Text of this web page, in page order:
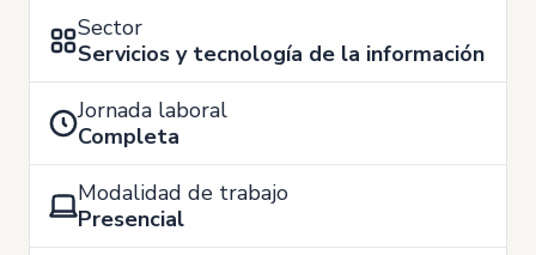
Sector
Servicios y tecnología de la información
Jornada laboral
Completa
Modalidad de trabajo
Presencial